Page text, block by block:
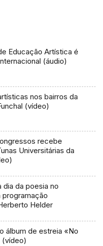
Educação Artística é
(áudio)
nos bairros da
(vídeo)
recebe
Universitárias da
dia da poesia no
Helder
álbum de estreia «No
(vídeo)